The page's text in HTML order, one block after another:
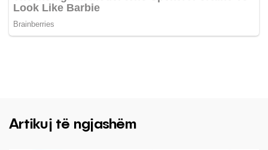
Artikuj të ngjashëm